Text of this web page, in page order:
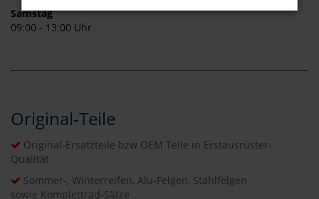
Samstag
09:00 - 13:00 Uhr
Original-Teile
Original-Ersatzteile bzw OEM Teile in Erstausrüster-
Qualität
Sommer-, Winterreifen, Alu-Felgen, Stahlfelgen
sowie Komplettrad-Sätze